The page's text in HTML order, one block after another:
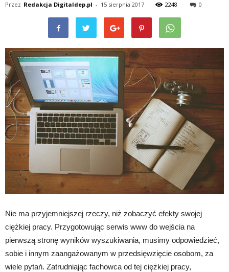
Przez Redakcja Digitaldep.pl - 15 sierpnia 2017 2248 0
Nie ma przyjemniejszej rzeczy, niż zobaczyć efekty swojej
ciężkiej pracy. Przygotowując serwis www do wejścia na
pierwszą stronę wyników wyszukiwania, musimy odpowiedzieć,
sobie i innym zaangażowanym w przedsięwzięcie osobom, za
wiele pytań. Zatrudniając fachowca od tej ciężkiej pracy,